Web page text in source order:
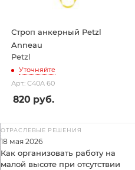
Строп анкерный Petzl
Anneau
Petzl
Уточняйте
Арт.: C40A 60
820 руб.
ОТРАСЛЕВЫЕ РЕШЕНИЯ
18 мая 2026
Как организовать работу на
малой высоте при отсутствии